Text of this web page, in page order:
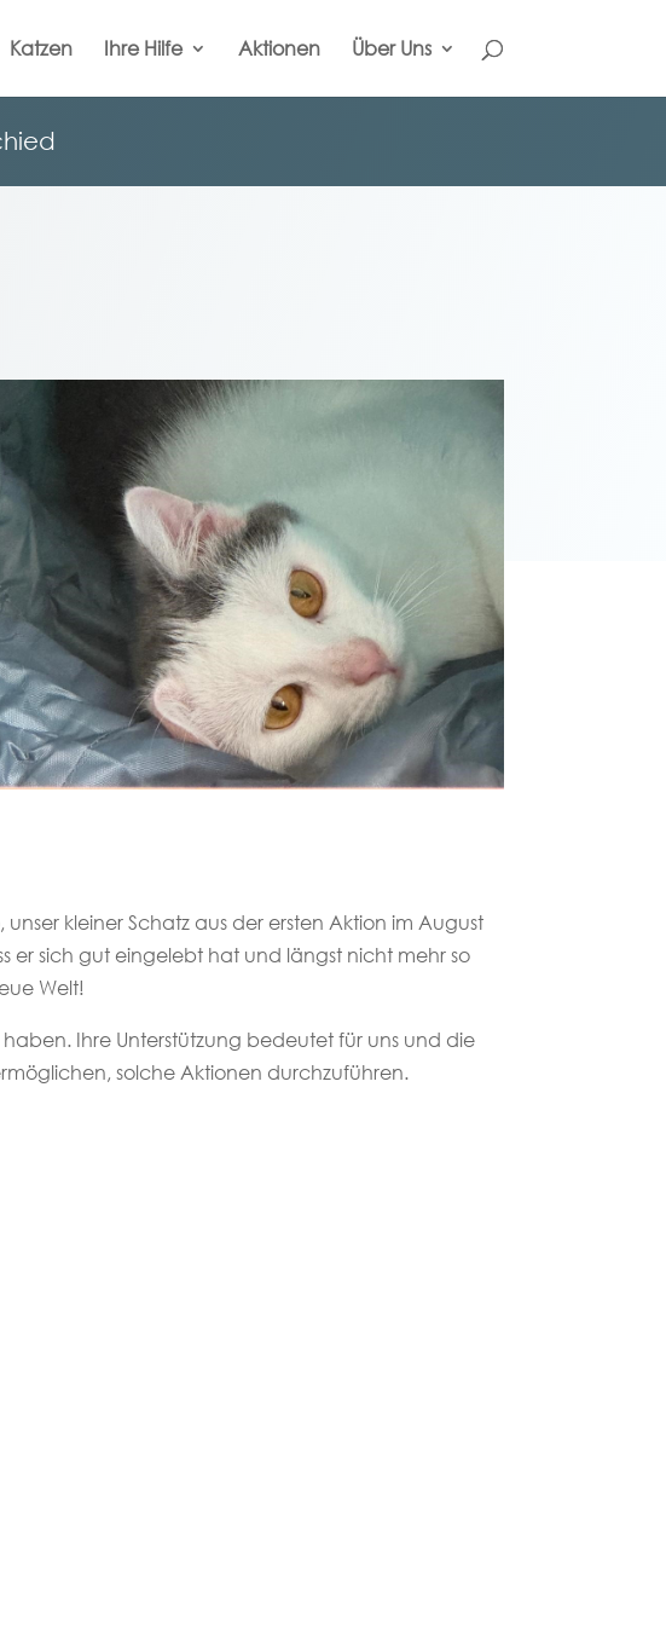
Katzen Ihre Hilfe Aktionen Über Uns
kleiner Schatz aus der ersten Aktion im August
er sich gut eingelebt hat und längst nicht mehr so
Welt!
Ihre Unterstützung bedeutet für uns und die
solche Aktionen durchzuführen.